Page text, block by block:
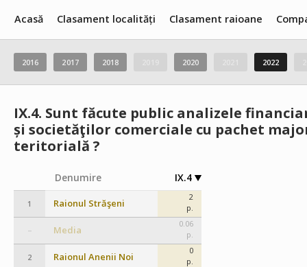
Acasă Clasament localități Clasament raioane
2016 2017 2018 2020 2022
IX.4. Sunt făcute public analizele
și societăţilor comerciale cu pachet
teritorială ?
Denumire IX.4
1 Raionul Străşeni
2
p.
– Media
0.06
p.
2 Raionul Anenii Noi
0
p.